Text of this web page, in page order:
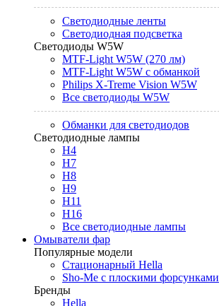
Светодиодные ленты
Светодиодная подсветка
Светодиоды W5W
MTF-Light W5W (270 лм)
MTF-Light W5W с обманкой
Philips X-Treme Vision W5W
Все светодиоды W5W
Обманки для светодиодов
Светодиодные лампы
H4
H7
H8
H9
H11
H16
Все светодиодные лампы
Омыватели фар
Популярные модели
Стационарный Hella
Sho-Me с плоскими форсунками
Бренды
Hella